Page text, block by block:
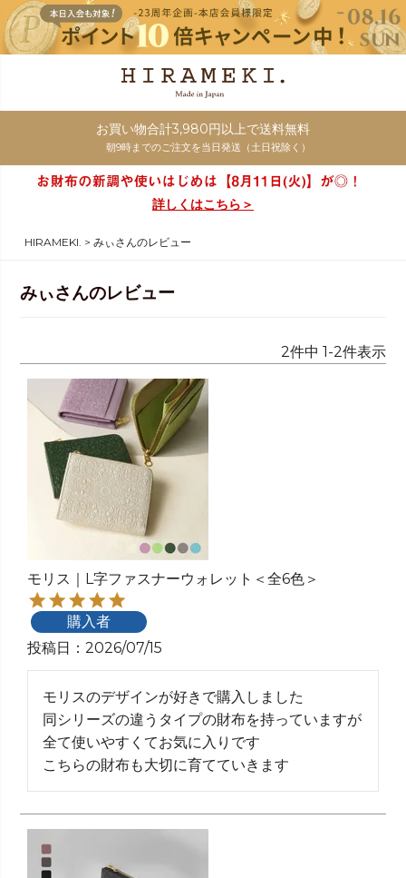
お買い物合計3,980円以上で送料無料
朝9時までのご注文を当日発送（土日祝除く）
詳しくはこちら＞
HIRAMEKI. みぃさんのレビュー
みぃさんのレビュー
2件中 1 -2件表示
モリス｜L字ファスナーウォレット＜全6色＞
購入者
投稿日
2026/07/15
モリスのデザインが好きで購入しました
同シリーズの違うタイプの財布を持っていますが
全て使いやすくてお気に入りです